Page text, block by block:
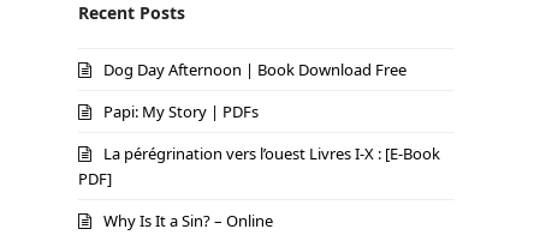
Recent Posts
Dog Day Afternoon | Book Download Free
Papi: My Story | PDFs
La pérégrination vers l’ouest Livres I-X : [E-Book
PDF]
Why Is It a Sin? – Online